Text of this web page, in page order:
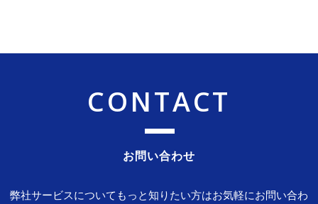
CONTACT
お問い合わせ
弊社サービスについてもっと知りたい方はお気軽にお問い合わ